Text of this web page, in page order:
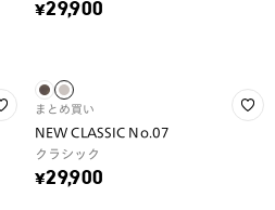
¥29,900
まとめ買い
NEW CLASSIC No.07
クラシック
¥29,900